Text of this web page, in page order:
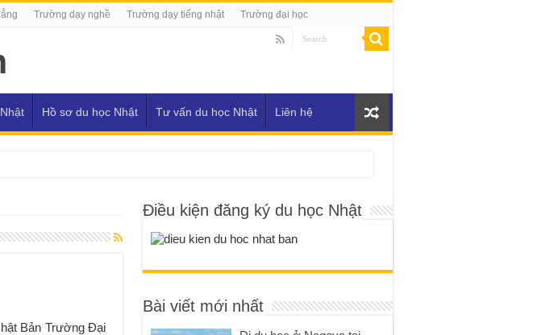
Trường dạy nghề Trường dạy tiếng nhật Trường đại học
Hồ sơ du học Nhật Tư vấn du học Nhật Liên hệ
Bản Trường Đại
Điều kiện đăng ký du học Nhật
Bài viết mới nhất